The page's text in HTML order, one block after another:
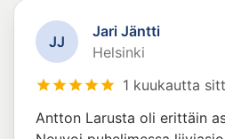
JJ
Jari Jäntti
Helsinki
1 kuukautta
Antton Larusta oli erittäin